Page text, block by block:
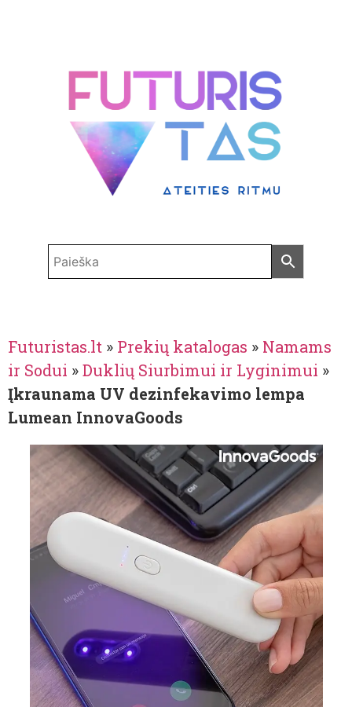
Futuristas.lt » Prekių katalogas » Namams
ir Sodui »Duklių Siurbimui ir Lyginimui »
Įkraunama UV dezinfekavimo lempa
Lumean InnovaGoods